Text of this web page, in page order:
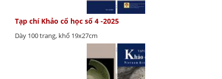
Tạp chí Khảo cổ học số 4 -2025
Dày 100 trang, khổ 19x27cm